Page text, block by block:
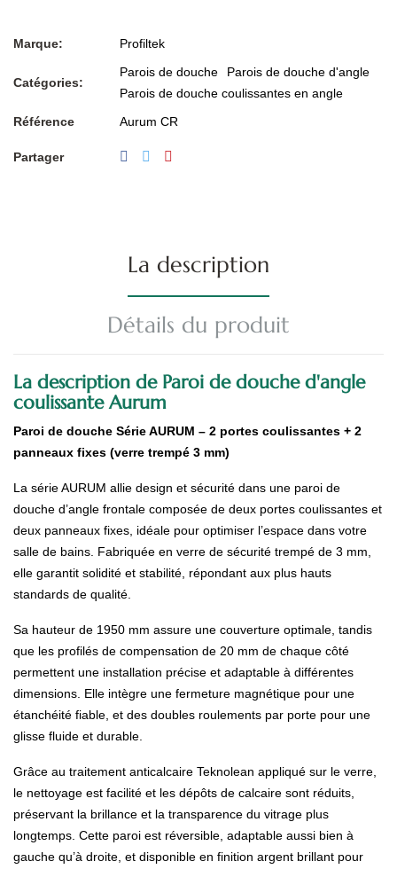
Marque: Profiltek
Catégories:
Parois de douche
Parois de douche d'angle
Parois de douche coulissantes en angle
Référence
Aurum CR
Partager
La description
Détails du produit
La description de Paroi de douche d'angle
coulissante Aurum
Paroi de douche Série AURUM – 2 portes coulissantes + 2
panneaux fixes (verre trempé 3 mm)
La série AURUM allie design et sécurité dans une paroi de
douche d’angle frontale composée de deux portes coulissantes et
deux panneaux fixes, idéale pour optimiser l’espace dans votre
salle de bains. Fabriquée en verre de sécurité trempé de 3 mm,
elle garantit solidité et stabilité, répondant aux plus hauts
standards de qualité.
Sa hauteur de 1950 mm assure une couverture optimale, tandis
que les profilés de compensation de 20 mm de chaque côté
permettent une installation précise et adaptable à différentes
dimensions. Elle intègre une fermeture magnétique pour une
étanchéité fiable, et des doubles roulements par porte pour une
glisse fluide et durable.
Grâce au traitement anticalcaire Teknolean appliqué sur le verre,
le nettoyage est facilité et les dépôts de calcaire sont réduits,
préservant la brillance et la transparence du vitrage plus
longtemps. Cette paroi est réversible, adaptable aussi bien à
gauche qu’à droite, et disponible en finition argent brillant pour